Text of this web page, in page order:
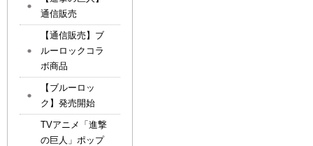
通信販売
【通信販売】ブ
ルーロックコラ
ボ商品
【ブルーロッ
ク】発売開始
TVアニメ「進撃
の巨人」ポップ